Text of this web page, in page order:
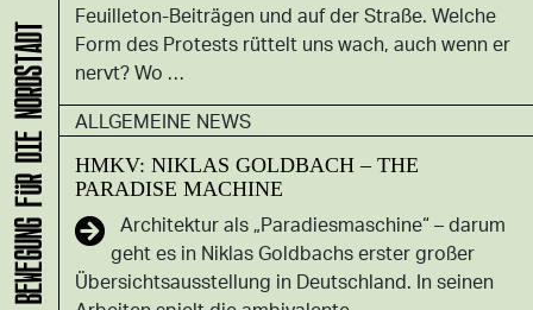
Feuilleton-Beiträgen und auf der Straße. Welche
Form des Protests rüttelt uns wach, auch wenn er
nervt? Wo …
ALLGEMEINE NEWS
HMKV: NIKLAS GOLDBACH – THE
PARADISE MACHINE
Architektur als „Paradiesmaschine“ – darum
geht es in Niklas Goldbachs erster großer
Übersichtsausstellung in Deutschland. In seinen